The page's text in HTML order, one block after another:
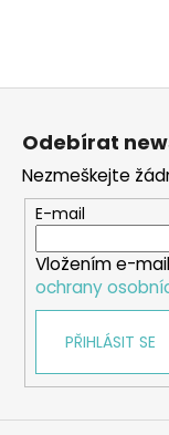
Z
Odebírat
Nezmeškejte
E-mail
Vložením e-
ochrany
PŘIHLÁSIT SE